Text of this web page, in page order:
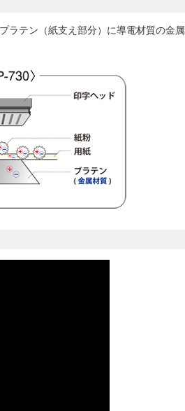
ラテン（紙支え部分）に導電材質の金属